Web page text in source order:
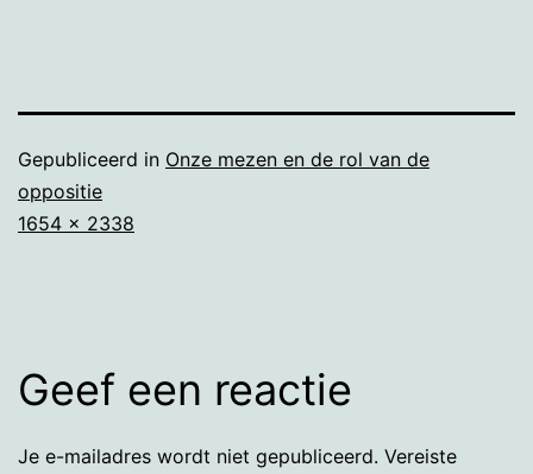
Gepubliceerd in Onze mezen en de rol van de
oppositie
Volledige
1654 × 2338
Geef een reactie
Je e-mailadres wordt niet gepubliceerd. Vereiste